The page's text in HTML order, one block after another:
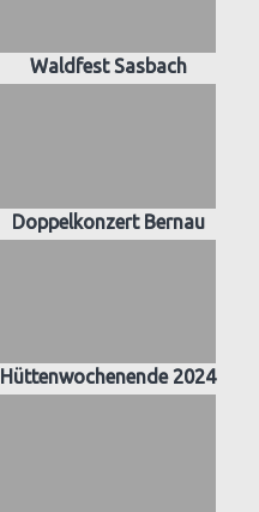
Waldfest Sasbach
Doppelkonzert Bernau
Hüttenwochenende 2024